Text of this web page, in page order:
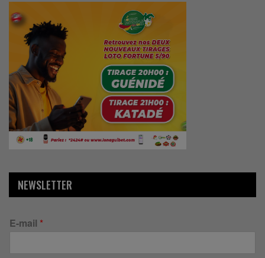
NEWSLETTER
E-mail *